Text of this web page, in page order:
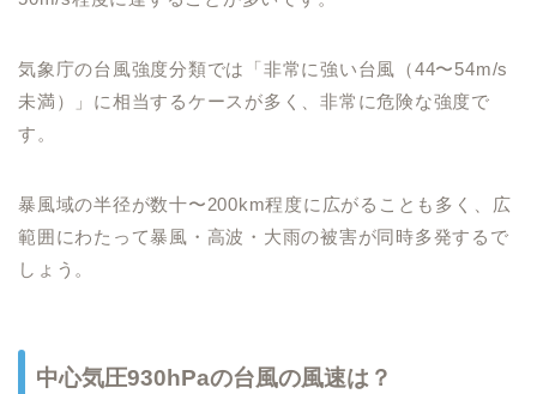
気象庁の台風強度分類では「非常に強い台風（44〜54m/s
未満）」に相当するケースが多く、非常に危険な強度で
す。
暴風域の半径が数十〜200km程度に広がることも多く、広
範囲にわたって暴風・高波・大雨の被害が同時多発するで
しょう。
中心気圧930hPaの台風の風速は？